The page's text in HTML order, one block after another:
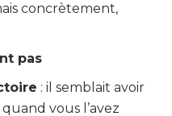
concrètement,
pas
: il semblait avoir
vous l’avez